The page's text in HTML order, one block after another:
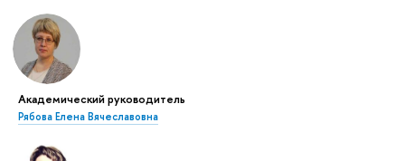
Академический руководитель
Рябова Елена Вячеславовна